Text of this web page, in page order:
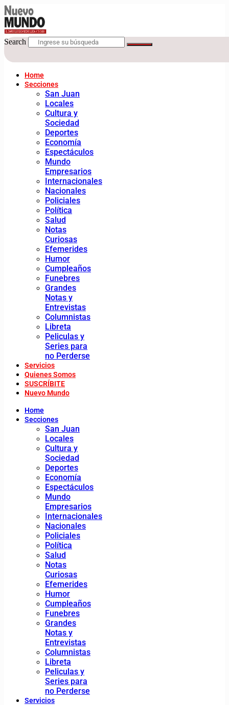
Search
Home
Secciones
San Juan
Locales
Cultura y
Sociedad
Deportes
Economía
Espectáculos
Mundo
Empresarios
Internacionales
Nacionales
Policiales
Política
Salud
Notas
Curiosas
Efemerides
Humor
Cumpleaños
Funebres
Grandes
Notas y
Entrevistas
Columnistas
Libreta
Peliculas y
Series para
no Perderse
Servicios
Quienes Somos
SUSCRÍBITE
Nuevo Mundo
Home
Secciones
San Juan
Locales
Cultura y
Sociedad
Deportes
Economía
Espectáculos
Mundo
Empresarios
Internacionales
Nacionales
Policiales
Política
Salud
Notas
Curiosas
Efemerides
Humor
Cumpleaños
Funebres
Grandes
Notas y
Entrevistas
Columnistas
Libreta
Peliculas y
Series para
no Perderse
Servicios